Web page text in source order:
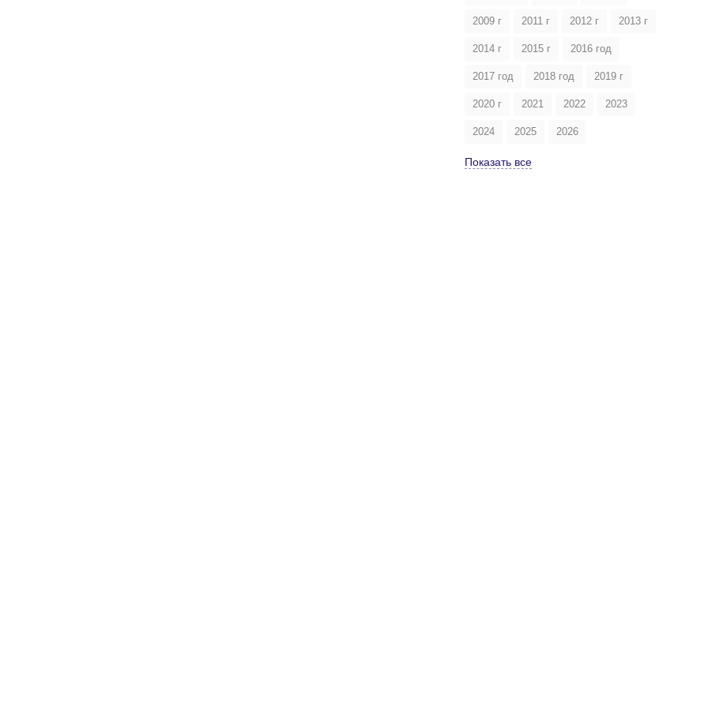
2009 г 2011 г 2012 г 2013 г
2014 г 2015 г 2016 год
2017 год 2018 год 2019 г
2020 г 2021 2022 2023
2024 2025 2026
Показать все